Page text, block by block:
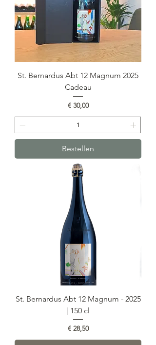
St. Bernardus Abt 12 Magnum 2025
Cadeau
Prijs
€ 30,00
Bestellen
St. Bernardus Abt 12 Magnum - 2025
| 150 cl
Prijs
€ 28,50